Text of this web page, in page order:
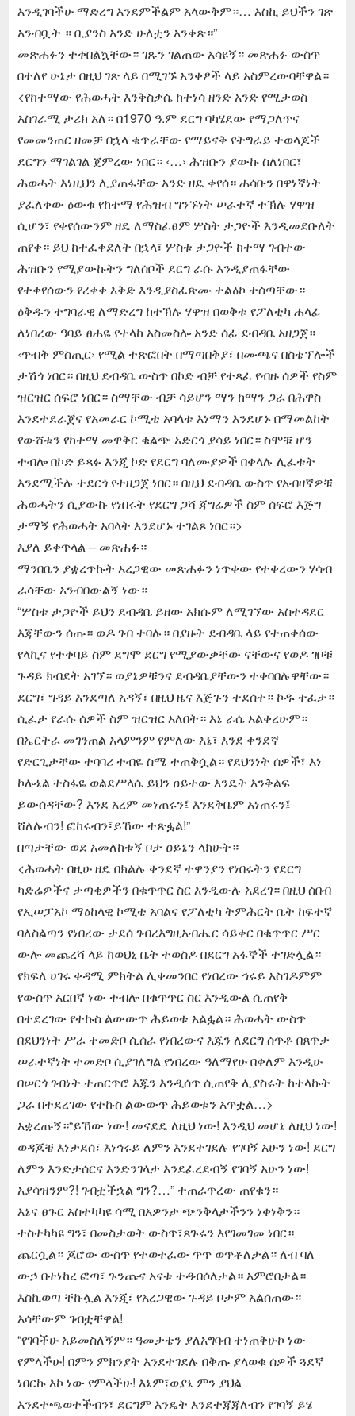
እንዲገባችሁ ማድረግ እንደምችልም አላውቅም።… እስኪ ይህችን ገጽ
አንብቧት ። ቢያንስ አንድ ሁለቷን አንቀጽ።”
መጽሐፉን ተቀበልኳቸው። ገጹን ገልጠው አሳዩኝ። መጽሐፉ ውስጥ
በተለየ ሁኔታ በዚህ ገጽ ላይ በሚገኙ አንቀፆች ላይ አስምረውባቸዋል።
<የከተማው የሕወሓት እንቅስቃሴ ከተነሳ ዘንድ አንድ የሚታወስ
አስገራሚ ታሪክ አለ። በ1970 ዓ.ም ደርግ ባካሄደው የማጋለጥና
የመመንጠር ዘመቻ በኋላ ቁጥራቸው የማይናቅ የትግራይ ተወላጆች
ደርግን ማገልገል ጀምረው ነበር። ‹…› ሕዝቡን ያውኩ ስለነበር፣
ሕወሓት እነዚህን ሊያጠፋቸው አንድ ዘዴ ቀየሰ። ሐሳቡን በዋነኛነት
ያፈለቀው ዕውቁ የከተማ የሕዝብ ግንኙነት ሠራተኛ ተኽሉ ሃዋዝ
ሲሆን፣ የቀየሰውንም ዘዴ ለማስፈፀም ሦስት ታጋዮች እንዲመደቡለት
ጠየቀ። ይህ ከተፈቀደለት በኋላ፣ ሦስቱ ታጋዮች ከተማ ገብተው
ሕዝቡን የሚያውኩትን ግለሰቦች ደርግ ራሱ እንዲያጠፋቸው
የተቀየሰውን የረቀቀ እቅድ እንዲያስፈጽሙ ተልዕኮ ተሰጣቸው።
ዕቅዱን ተግባራዊ ለማድረግ ከተኽሉ ሃዋዝ በወቅቱ የፖለቲካ ሐላፊ
ለነበረው ዓባይ ፀሐዬ የተላከ አስመስሎ አንድ ሰፊ ደብዳቤ አዘጋጀ።
‹ጥብቅ ምስጢር› የሚል ተጽፎበት በማጣበቅያ፣ በሙጫና በስቴፕሎች
ታሽጎ ነበር። በዚህ ደብዳቤ ውስጥ በኮድ ብቻ የተጻፈ የብዙ ሰዎች የስም
ዝርዝር ሰፍሮ ነበር። ስማቸው ብቻ ሳይሆን ማን ከማን ጋራ በሕዋስ
እንደተደራጀና የአመራር ኮሚቴ አባላቱ እነማን እንደሆኑ በማመልከት
የውሸቱን የከተማ መዋቅር ቁልጭ አድርጎ ያሳይ ነበር። ስሞቹ ሆን
ተብሎ በኮድ ይጻፉ እንጂ ኮድ የደርግ ባለሙያዎች በቀላሉ ሊፈቱት
እንደሚችሉ ተደርጎ የተዘጋጀ ነበር። በዚህ ደብዳቤ ውስጥ የአብዛኛዎቹ
ሕወሓትን ሲያውኩ የነበሩት የደርግ ጋሻ ጃግሬዎች ስም ሰፍሮ እጅግ
ታማኝ የሕወሓት አባላት እንደሆኑ ተገልጾ ነበር።>
እያለ ይቀጥላል – መጽሐፉ።
ማንበቤን ያቋረጥኩት አረጋዊው መጽሐፉን ነጥቀው የተቀረውን ሃሳብ
ራሳቸው አንብበውልኝ ነው።
“ሦስቱ ታጋዮች ይህን ደብዳቤ ይዘው አክሱም ለሚገኘው አስተዳደር
እጃቸውን ሰጡ። ወዶ ገብ ተባሉ። በያዙት ደብዳቤ ላይ የተጠቀሰው
የላኪና የተቀባይ ስም ደግሞ ደርግ የሚያውቃቸው ናቸውና የወዶ ገቦቹ
ጉዳይ ክብደት አገኘ። ወያኔዎቹንና ደብዳቤያቸውን ተቀባበሉዋቸው።
ደርግ፣ ግዳይ እንደጣለ አዳኝ፣ በዚህ ዜና እጅጉን ተደሰተ። ኮዱ ተፈታ።
ሲፈታ የራሱ ሰዎች ስም ዝርዝር አለበት። እኔ ራሴ አልቀረሁም።
በኤርትራ መገንጠል አላምንም የምለው እኔ፣ እንደ ቀንደኛ
የድርጊታቸው ተባባሪ ተብዬ ስሜ ተጠቅሷል። የደህንነት ሰዎች፣ እነ
ኮሎኔል ተስፋዬ ወልደሥላሴ ይህን ዐይተው እንዴት እንቅልፍ
ይውሰዳቸው? እንደ አረም መነጠሩን፤ እንደቅቤም አነጠሩን፤
ሸለሉብን! ፎከሩብን፤ይኸው ተጽፏል!”
በጣታቸው ወደ አመለከቱኝ ቦታ ዐይኔን ላክሁት።
<ሕወሓት በዚሁ ዘዴ በክልሉ ቀንደኛ ተዋንያን የነበሩትን የደርግ
ካድሬዎችና ታጣቂዎችን በቁጥጥር ስር እንዲውሉ አደረገ። በዚህ ሰበብ
የኢሠፓአኮ ማዕከላዊ ኮሚቴ አባልና የፖለቲካ ትምሕርት ቤት ከፍተኛ
ባለስልጣን የነበረው ታደሰ ገብረእግዚአብሔር ሳይቀር በቁጥጥር ሥር
ውሎ መጨረሻ ላይ ከወህኒ ቤት ተወስዶ በደርግ አፋኞች ተገድሏል።
የክፍለ ሀገሩ ቀዳሚ ምክትል ሊቀመንበር የነበረው ኅሩይ አስገዶምም
የውስጥ አርበኛ ነው ተብሎ በቁጥጥር ስር እንዲውል ሲጠየቅ
በተደረገው የተኩስ ልውውጥ ሕይወቱ አልፏል። ሕወሓት ውስጥ
በደህንነት ሥራ ተመድቦ ሲሰራ የነበረውና እጁን ለደርግ ሰጥቶ በጸጥታ
ሠራተኛነት ተመድቦ ሲያገለግል የነበረው ዓለማየሁ በቀለም እንዲሁ
በሠርጎ ገብነት ተጠርጥሮ እጁን እንዲሰጥ ሲጠየቅ ሊያስሩት ከተላኩት
ጋራ በተደረገው የተኩስ ልውውጥ ሕይወቱን አጥቷል…>
አቋረጡኝ።“ይኸው ነው! መናደዴ ለዚህ ነው! እንዲህ መሆኔ ለዚህ ነው!
ወዳጆቼ እነታደሰ፣ እነኅሩይ ለምን እንደተገደሉ የገባኝ አሁን ነው! ደርግ
ለምን እንድታሰርና እንድንገላታ እንደፈረደብኝ የገባኝ አሁን ነው!
አያሳዝንም?! ገብቷችኋል ግን?…” ተጠራጥረው ጠየቁን።
እኔና ፀጉር አስተካካዩ ሳሚ በአዎንታ ጭንቅላታችንን ነቀነቅን።
ተስተካካዩ ግን፣ በመስታወት ውስጥ፣ጸጉሩን እየገመገመ ነበር።
ጨርሷል። ጆሮው ውስጥ የተወተፈው ጥጥ ወጥቶለታል። ለብ ባለ
ውኃ በተነከረ ፎጣ፣ ጉንጩና አናቱ ተዳብሶለታል። አምሮበታል።
እስኪወጣ ቸኩሏል እንጂ፣ የአረጋዊው ጉዳይ ቦታም አልሰጠው።
እሳቸውም ገብቷቸዋል!
“የገባችሁ አይመስለኝም። ዓመታቴን ያለአግባብ ተነጠቅሁኮ ነው
የምላችሁ! በምን ምክንያት እንደተገደሉ በቅጡ ያላወቁ ሰዎች ጓደኛ
ነበርኩ እኮ ነው የምላችሁ! እኔም፣ወያኔ ምን ያህል
እንደተጫወተችብን፣ ደርግም እንዴት እንደተጃጃለብን የገባኝ ይሄ